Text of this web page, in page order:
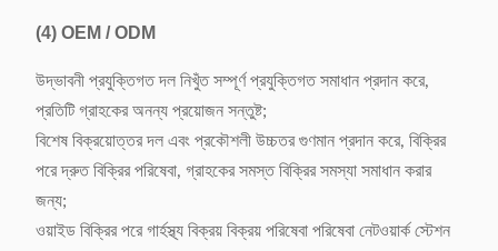
(4) OEM / ODM
উদ্ভাবনী প্রযুক্তিগত দল নিখুঁত সম্পূর্ণ প্রযুক্তিগত সমাধান প্রদান করে,
প্রতিটি গ্রাহকের অনন্য প্রয়োজন সন্তুষ্ট;
বিশেষ বিক্রয়োত্তর দল এবং প্রকৌশলী উচ্চতর গুণমান প্রদান করে, বিক্রির
পরে দ্রুত বিক্রির পরিষেবা, গ্রাহকের সমস্ত বিক্রির সমস্যা সমাধান করার
জন্য;
ওয়াইড বিক্রির পরে গার্হস্থ্য বিক্রয় বিক্রয় পরিষেবা পরিষেবা নেটওয়ার্ক স্টেশন